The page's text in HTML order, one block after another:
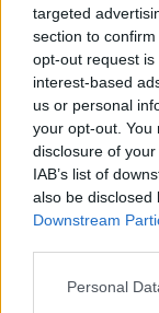
targeted
section to
opt-out request
interest-based
us or personal
your opt-out. You
disclosure of
IAB’s list of
also be disclosed
Downstream
Please note that
Personal